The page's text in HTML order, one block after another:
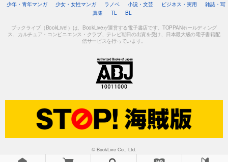
少年・青年マンガ
少女・女性マンガ ラノベ 小説・文芸 ビジネス・実用
雑誌・写
真集
TL BL
ブックライブ（BookLive!）は、BookLiveが運営する電子書店です。TOPPANホールディング
ス、カルチュア・コンビニエンス・クラブ、テレビ朝日の出資を受け、日本最大級の電子書籍配
信サービスを行っています。
© BookLive Co., Ltd.